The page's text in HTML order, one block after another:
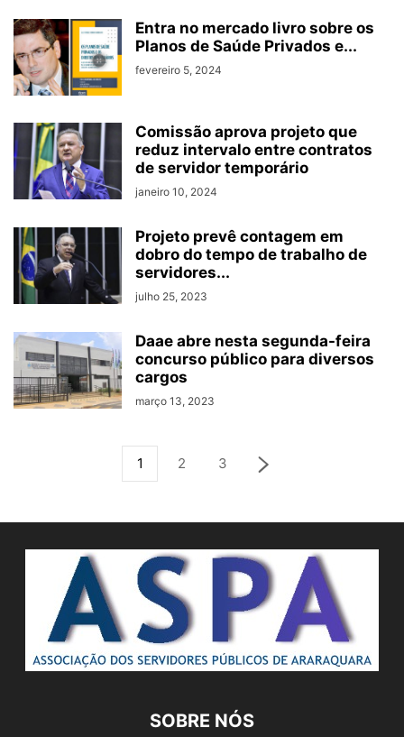
Entra no mercado livro sobre os
Planos de Saúde Privados e...
fevereiro 5, 2024
Comissão aprova projeto que
reduz intervalo entre contratos
de servidor temporário
janeiro 10, 2024
Projeto prevê contagem em
dobro do tempo de trabalho de
servidores...
julho 25, 2023
Daae abre nesta segunda-feira
concurso público para diversos
cargos
março 13, 2023
1 2 3
SOBRE NÓS